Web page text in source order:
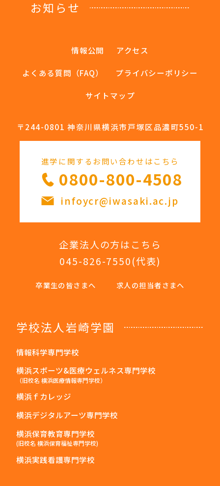
お知らせ
情報公開 アクセス
よくある質問（FAQ） プライバシーポリシー
サイトマップ
〒244-0801 神奈川県横浜市戸塚区品濃町550-1
進学に関するお問い合わせはこちら
0800-800-4508
infoycr@iwasaki.ac.jp
企業法人の方はこちら
045-826-7550(代表)
卒業生の皆さまへ 求人の担当者さまへ
学校法人岩崎学園
情報科学専門学校
横浜スポーツ&医療ウェルネス専門学校
（旧校名 横浜医療情報専門学校）
横浜ｆカレッジ
横浜デジタルアーツ専門学校
横浜保育教育専門学校
(旧校名 横浜保育福祉専門学校)
横浜実践看護専門学校